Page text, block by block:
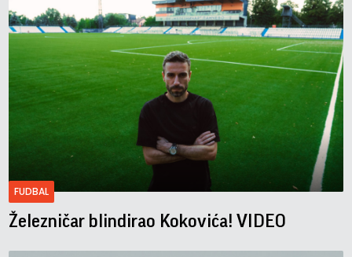
FUDBAL
Železničar blindirao Kokovića! VIDEO